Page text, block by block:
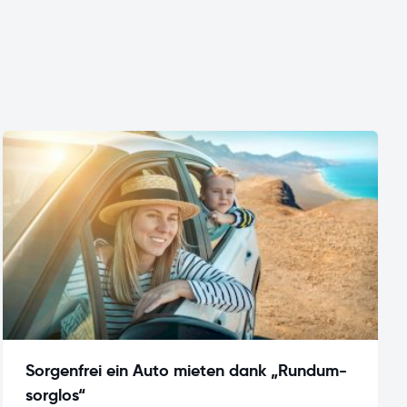
Sorgenfrei ein Auto mieten dank „Rundum-
sorglos“